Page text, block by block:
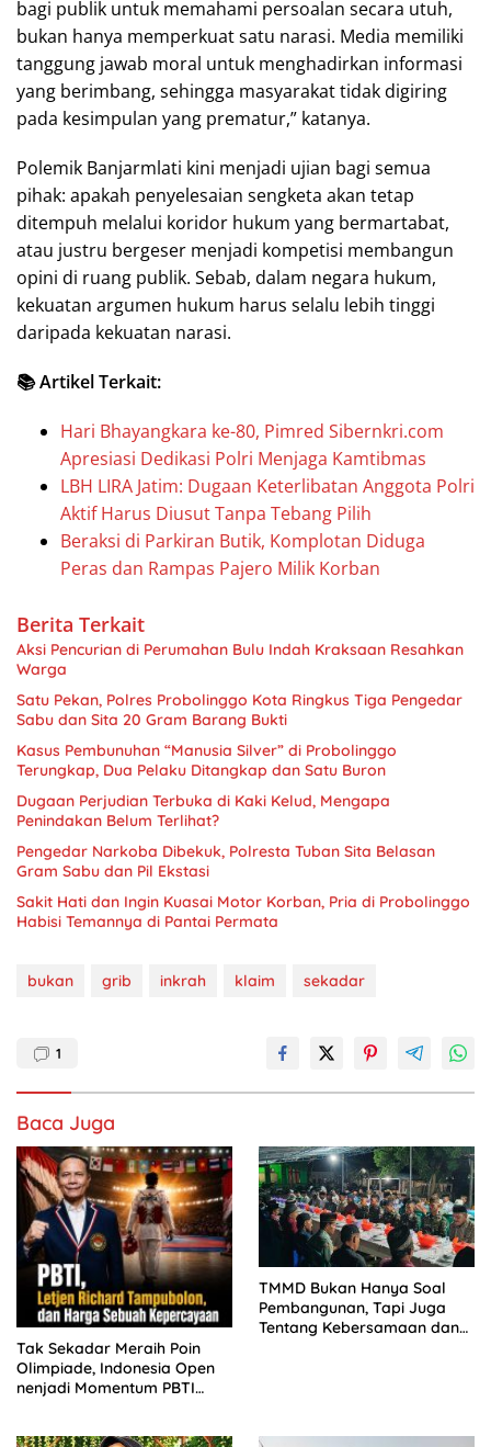
bagi publik untuk memahami persoalan secara utuh,
bukan hanya memperkuat satu narasi. Media memiliki
tanggung jawab moral untuk menghadirkan informasi
yang berimbang, sehingga masyarakat tidak digiring
pada kesimpulan yang prematur,” katanya.
Polemik Banjarmlati kini menjadi ujian bagi semua
pihak: apakah penyelesaian sengketa akan tetap
ditempuh melalui koridor hukum yang bermartabat,
atau justru bergeser menjadi kompetisi membangun
opini di ruang publik. Sebab, dalam negara hukum,
kekuatan argumen hukum harus selalu lebih tinggi
daripada kekuatan narasi.
📚 Artikel Terkait:
Hari Bhayangkara ke-80, Pimred Sibernkri.com
Apresiasi Dedikasi Polri Menjaga Kamtibmas
LBH LIRA Jatim: Dugaan Keterlibatan Anggota Polri
Aktif Harus Diusut Tanpa Tebang Pilih
Beraksi di Parkiran Butik, Komplotan Diduga
Peras dan Rampas Pajero Milik Korban
Berita Terkait
Aksi Pencurian di Perumahan Bulu Indah Kraksaan Resahkan
Warga
Satu Pekan, Polres Probolinggo Kota Ringkus Tiga Pengedar
Sabu dan Sita 20 Gram Barang Bukti
Kasus Pembunuhan “Manusia Silver” di Probolinggo
Terungkap, Dua Pelaku Ditangkap dan Satu Buron
Dugaan Perjudian Terbuka di Kaki Kelud, Mengapa
Penindakan Belum Terlihat?
Pengedar Narkoba Dibekuk, Polresta Tuban Sita Belasan
Gram Sabu dan Pil Ekstasi
Sakit Hati dan Ingin Kuasai Motor Korban, Pria di Probolinggo
Habisi Temannya di Pantai Permata
bukan grib inkrah klaim sekadar
1
Baca Juga
Tak Sekadar Meraih Poin
Olimpiade, Indonesia Open
nenjadi Momentum PBTI
TMMD Bukan Hanya Soal
Pembangunan, Tapi Juga
Tentang Kebersamaan dan